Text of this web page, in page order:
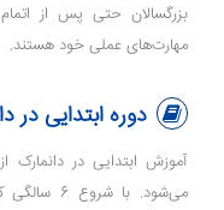
بزرگسالان حتی پس از
مهارت‌های عملی خود هستند.
دوره ابتدایی در